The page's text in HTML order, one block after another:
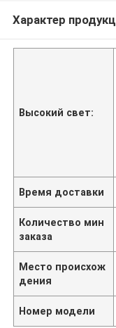
Характер
Высокий свет:
Время доставки
Количество мин
заказа
Место происхож
дения
Номер модели